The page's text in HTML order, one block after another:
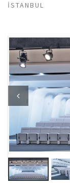
İSTANBUL